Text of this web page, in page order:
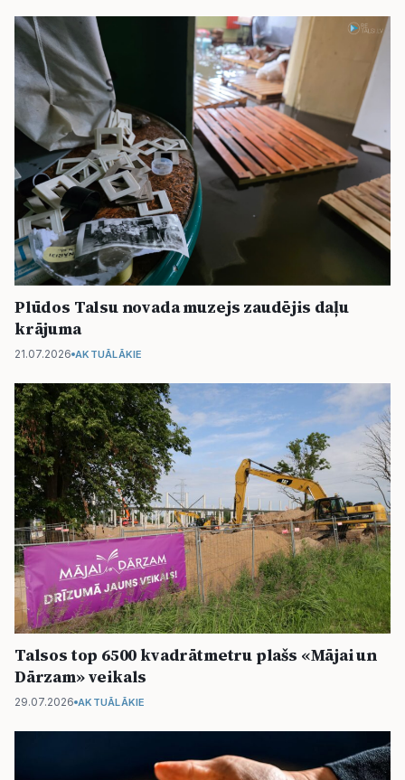
Plūdos Talsu novada muzejs zaudējis daļu
krājuma
21.07.2026 AKTUĀLĀKIE
Talsos top 6500 kvadrātmetru plašs «Mājai un
Dārzam» veikals
29.07.2026 AKTUĀLĀKIE